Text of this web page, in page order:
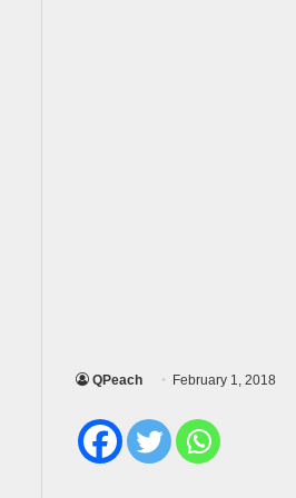
QPeach February 1, 2018